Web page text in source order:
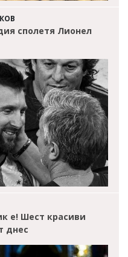
сполетя Лионел
е! Шест красиви
днес